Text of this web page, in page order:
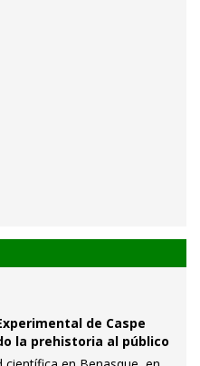
de Caspe
la prehistoria al público